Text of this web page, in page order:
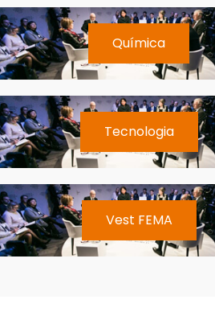
Química
Tecnologia
Vest FEMA